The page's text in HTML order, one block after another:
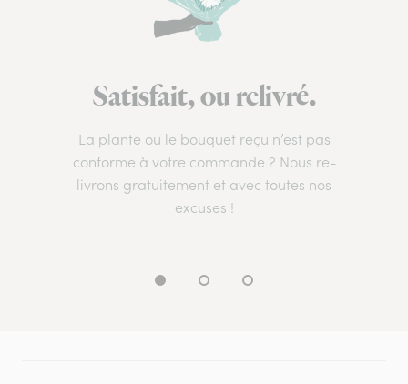
Satisfait, ou relivré.
La plante ou le bouquet reçu n’est pas
conforme à votre commande ? Nous re-
livrons gratuitement et avec toutes nos
excuses !